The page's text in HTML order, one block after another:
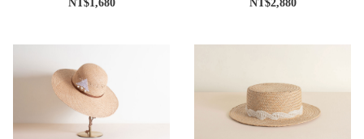
NT$1,680 NT$2,880